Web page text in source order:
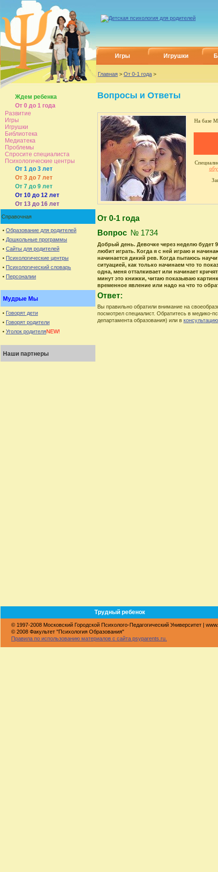
Игры Игрушки
Главная > От 0-1 года >
Ждем ребенка
От 0 до 1 года
Развитие
Игры
Игрушки
Библиотека
Медиатека
Проблемы
Спросите специалиста
Психологические центры
От 1 до 3 лет
От 3 до 7 лет
От 7 до 9 лет
От 10 до 12 лет
От 13 до 16 лет
Справочная
• Образование для родителей
• Дошкольные программы
• Сайты для родителей
• Психологические центры
• Психологический словарь
• Персоналии
Мудрые Мы
• Говорят дети
• Говорят родители
• Уголок родителяNEW!
Наши партнеры
Вопросы и Ответы
На базе
От 0-1 года
Вопрос № 1734
Добрый день. Девочке через неделю будет
любит играть. Когда я с ней играю и
начинается дикий рев. Когда пытаюсь
ситуацией, как только начинаем что то
одна, меня отталкивает или начинает
минут это книжки, читаю показываю
временное явление или надо на что то
Ответ:
Вы правильно обратили внимание на
посмотрел специалист. Обратитесь в медико-
департамента образования) или в
Трудный ребенок
© 1997-2008 Московский Городской Психолого-Педагогический Университет |
© 2008 Факультет "Психология Образования"
Правила по использованию материалов с сайта psyparents.ru.